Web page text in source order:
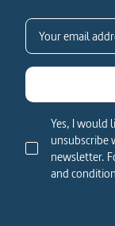
Yes, I would
unsubscribe
newsletter.
and